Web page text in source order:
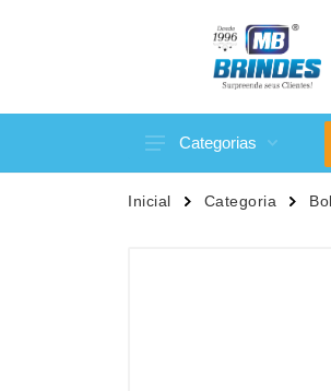
Categorias
Acessórios p/ Celular
Inicial Categoria